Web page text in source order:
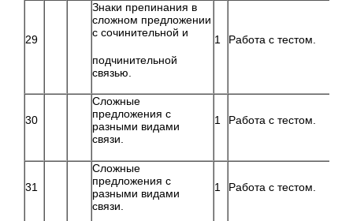
29
Знаки препинания в
сложном предложении
с сочинительной и
подчинительной
связью.
1 Работа с тестом.
30
Сложные
предложения с
разными видами
связи.
1 Работа с тестом.
31
Сложные
предложения с
разными видами
связи.
1 Работа с тестом.